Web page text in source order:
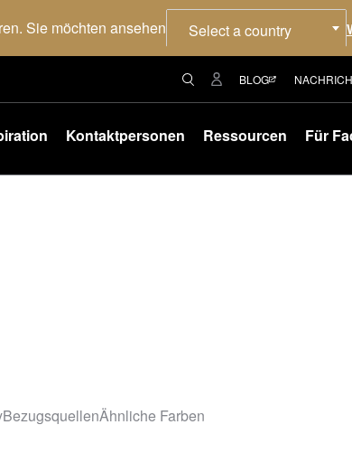
Sie möchten ansehen Select a country
BLOG
Kontaktpersonen Ressourcen Für
BezugsquellenÄhnliche Farben